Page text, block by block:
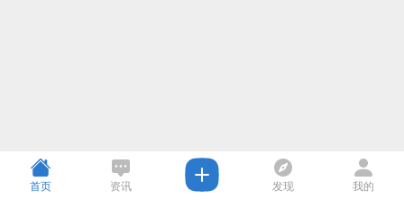
首页 资讯 发现 我的